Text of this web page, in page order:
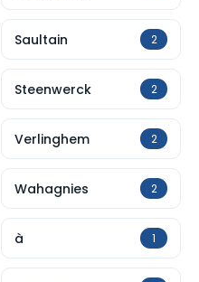
Saultain 2
Steenwerck 2
Verlinghem 2
Wahagnies 2
à 1